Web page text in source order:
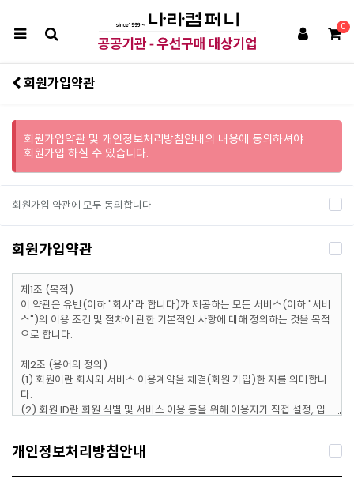
0
회원가입약관
회원가입약관 및 개인정보처리방침안내의 내용에 동의하셔야
회원가입 하실 수 있습니다.
회원가입 약관에 모두 동의합니다
회원가입약관
개인정보처리방침안내